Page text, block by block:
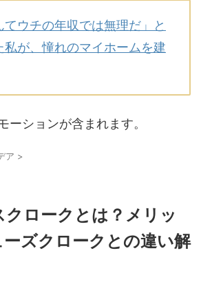
てウチの年収では無理だ」と
私が、憧れのマイホームを建
ーションが含まれます。
ア >
ロークとは？メリッ
ーズクロークとの違い解